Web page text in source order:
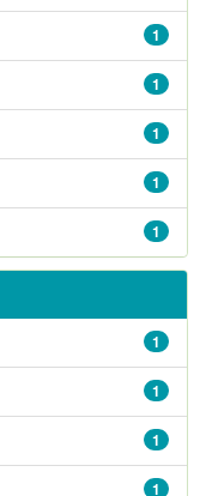
1
1
1
1
1
1
1
1
1